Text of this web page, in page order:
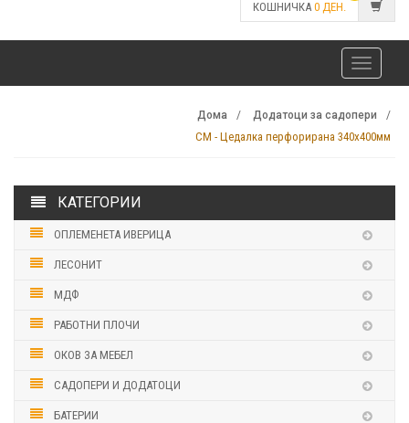
КОШНИЧКА 0 ДЕН.
Toggle
navigation
Дома Додатоци за садопери
CM - Цедалка перфорирана 340х400мм
КАТЕГОРИИ
ОПЛЕМЕНЕТА ИВЕРИЦА
ЛЕСОНИТ
МДФ
РАБОТНИ ПЛОЧИ
ОКОВ ЗА МЕБЕЛ
САДОПЕРИ И ДОДАТОЦИ
БАТЕРИИ